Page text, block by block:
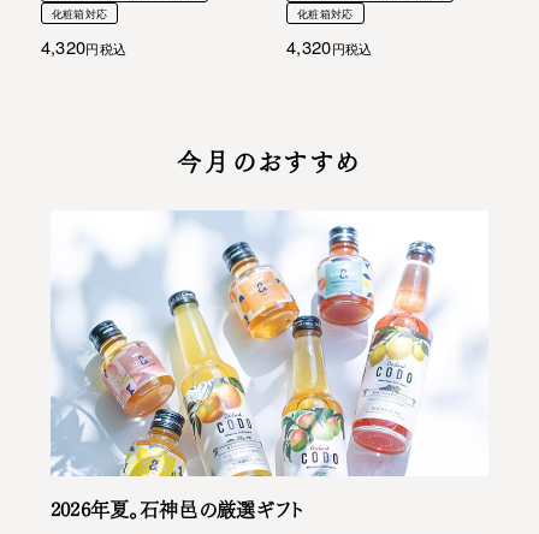
化粧箱対応
4,320 税込
化粧箱対応
4,320 税込
今月のおすすめ
2026年夏。石神邑の厳選ギフト